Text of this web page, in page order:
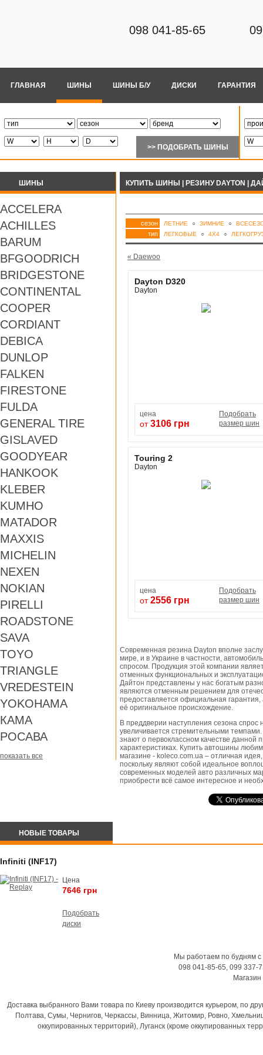
098 041-85-65
ГЛАВНАЯ ШИНЫ ШИНЫ Б/У ДИСКИ ГАРАНТИЯ
ШИНЫ
ACCELERA
ACHILLES
BARUM
BFGOODRICH
BRIDGESTONE
CONTINENTAL
COOPER
CORDIANT
DEBICA
DUNLOP
FALKEN
FIRESTONE
FULDA
GENERAL TIRE
GISLAVED
GOODYEAR
HANKOOK
KLEBER
KUMHO
MATADOR
MAXXIS
MICHELIN
NEXEN
NOKIAN
PIRELLI
ROADSTONE
SAVA
TOYO
TRIANGLE
VREDESTEIN
YOKOHAMA
КАМА
РОСАВА
показать все
КУПИТЬ ШИНЫ | РЕЗИНУ DAYTON |
сезон ЛЕТНИЕ ○ ЗИМНИЕ ○
тип ЛЕГКОВЫЕ ○ 4Х4 ○
« Daewoo
Dayton D320
Dayton
цена
от3106 грн
Подобрать
размер шин
Touring 2
Dayton
цена
от2556 грн
Подобрать
размер шин
Современная резина Dayton вполне
мире, и в Украине в частности,
спросом. Продукция этой компании
отменных функциональных и
Дайтон представлены у нас богатым
являются отменным решением для
предоставляется официальная
её оригинальное происхождение.
В преддверии наступления сезона
увеличивается стремительными
знают о первоклассном качестве данной
характеристиках. Купить автошины
магазине - koleco.com.ua – отличная
поскольку являют собой идеальное
современных моделей авто различных
приобрести всё самое интересное и
НОВЫЕ ТОВАРЫ
Infiniti (INF17)
Цена
7646 грн
Подобрать
диски
Мы работаем по будням с
098 041-85-65, 099 337-
Доставка выбранного Вами товара по Киеву производится курьером, по
Полтава, Сумы, Чернигов, Черкассы, Винница, Житомир, Ровно,
оккупированных территорий), Луганск (кроме оккупированных